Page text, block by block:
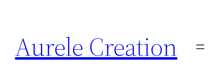
contenu
Aurele Creation